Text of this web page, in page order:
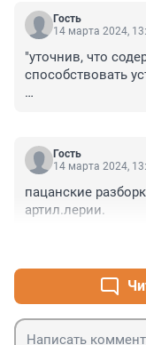
Гость
14 марта 2024,
"уточнив, что
способствовать
Как красть - это
Как отвечать - так
Клоун сыкливый.
Гость
14 марта 2024,
пацанские
артил.лерии.